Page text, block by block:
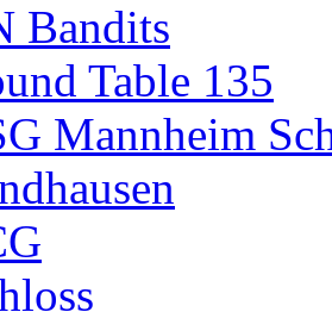
Bandits
Table 135
Mannheim